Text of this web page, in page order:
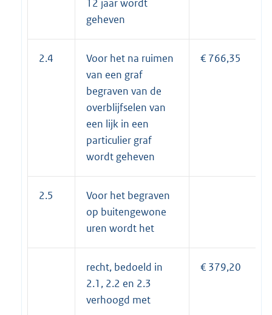
12 jaar wordt
geheven
2.4
Voor het na ruimen
van een graf
begraven van de
overblijfselen van
een lijk in een
particulier graf
wordt geheven
€ 766,35
2.5
Voor het begraven
op buitengewone
uren wordt het
recht, bedoeld in
2.1, 2.2 en 2.3
verhoogd met
€ 379,20